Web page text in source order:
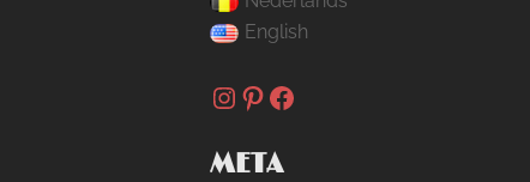
English
Instagram
Pinterest
Facebook
META